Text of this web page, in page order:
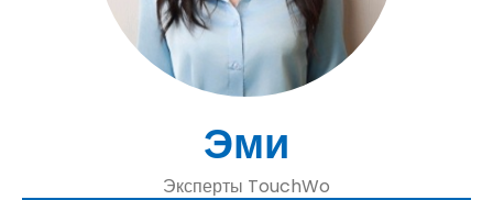
Эми
Эксперты TouchWo